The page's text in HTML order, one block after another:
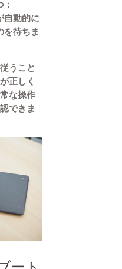
：
自動的に
を待ちま
うこと
正しく
な操作
できま